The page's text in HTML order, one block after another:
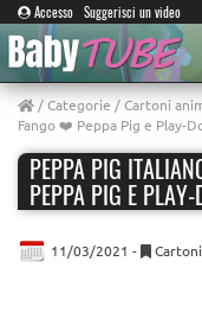
Accesso Suggerisci un video
/Categorie /Cartoni
Fango ❤️ Peppa Pig e Play-
PEPPA PIG
PEPPA PIG E
11/03/2021 -